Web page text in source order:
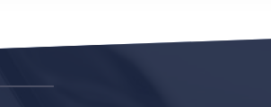
gebaseerd
gedeelde